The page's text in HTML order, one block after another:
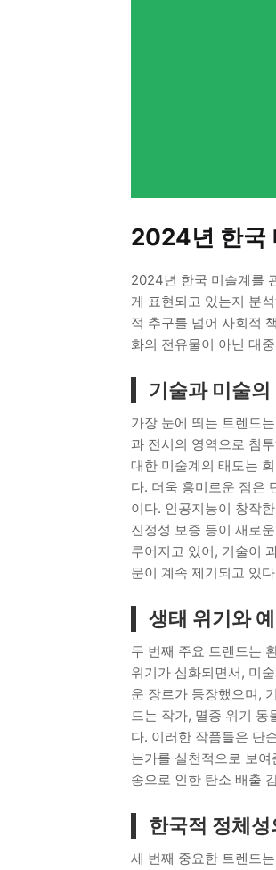
2024년 한국
2024년 한국 미술계를
게 표현되고 있는지 분
적 추구를 넘어 사회적
화의 전유물이 아닌 대
기술과 미술의
가장 눈에 띄는 트렌드
과 전시의 영역으로 침
대한 미술계의 태도는
다. 더욱 흥미로운 점은
이다. 인공지능이 창작
진정성 보증 등이 새로
루어지고 있어, 기술이
문이 계속 제기되고 있
생태 위기와
두 번째 주요 트렌드는
위기가 심화되면서, 미
운 장르가 등장했으며,
드는 작가, 멸종 위기 동
다. 이러한 작품들은 단
는가를 실천적으로 보
송으로 인한 탄소 배출
한국적 정체성
세 번째 중요한 트렌드